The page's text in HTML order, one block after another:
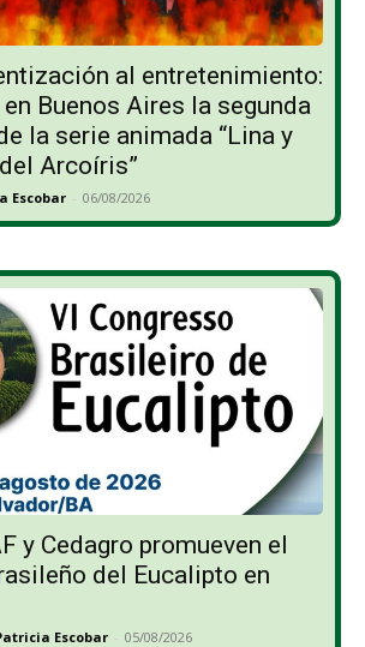
al entretenimiento:
Buenos Aires la segunda
la serie animada “Lina y
Arcoíris”
Escobar - 06/08/2026
y Cedagro promueven el
del Eucalipto en
Escobar - 05/08/2026